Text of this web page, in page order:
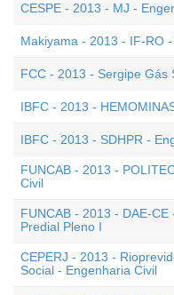
CESPE - 2013 - MJ -
Makiyama - 2013 - IF-RO
FCC - 2013 - Sergipe Gás
IBFC - 2013 -
IBFC - 2013 - SDHPR -
FUNCAB - 2013 -
Civil
FUNCAB - 2013 - DAE-
Predial Pleno I
CEPERJ - 2013 -
Social - Engenharia Civil